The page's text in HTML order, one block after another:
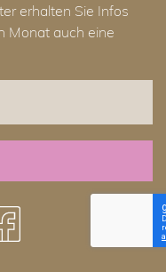
erhalten Sie Infos
Monat auch eine